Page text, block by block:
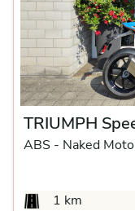
TRIUMPH
ABS - Naked
1 km